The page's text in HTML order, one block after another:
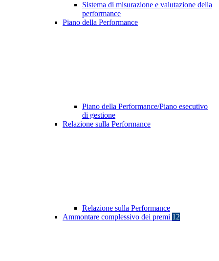
Sistema di misurazione e valutazione della
performance
Piano della Performance
Piano della Performance/Piano esecutivo
di gestione
Relazione sulla Performance
Relazione sulla Performance
Ammontare complessivo dei premi 12